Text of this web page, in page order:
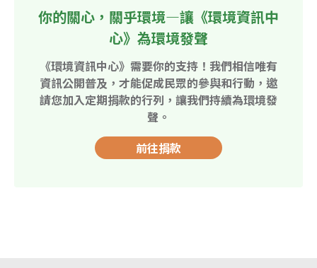
你的關心，關乎環境—讓《環境資訊中
心》為環境發聲
《環境資訊中心》需要你的支持！我們相信唯有
資訊公開普及，才能促成民眾的參與和行動，邀
請您加入定期捐款的行列，讓我們持續為環境發
聲。
前往捐款